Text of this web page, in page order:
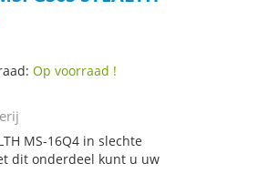
Op voorraad !
MS-16Q4 in slechte
dit onderdeel kunt u uw